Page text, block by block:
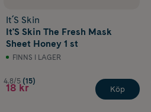
It´S Skin
It'S Skin The Fresh Mask
Sheet Honey 1 st
FINNS I LAGER
4.8/5 (15)
18 kr Köp